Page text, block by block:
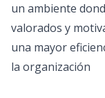
un ambiente
valorados y
una mayor
la organización